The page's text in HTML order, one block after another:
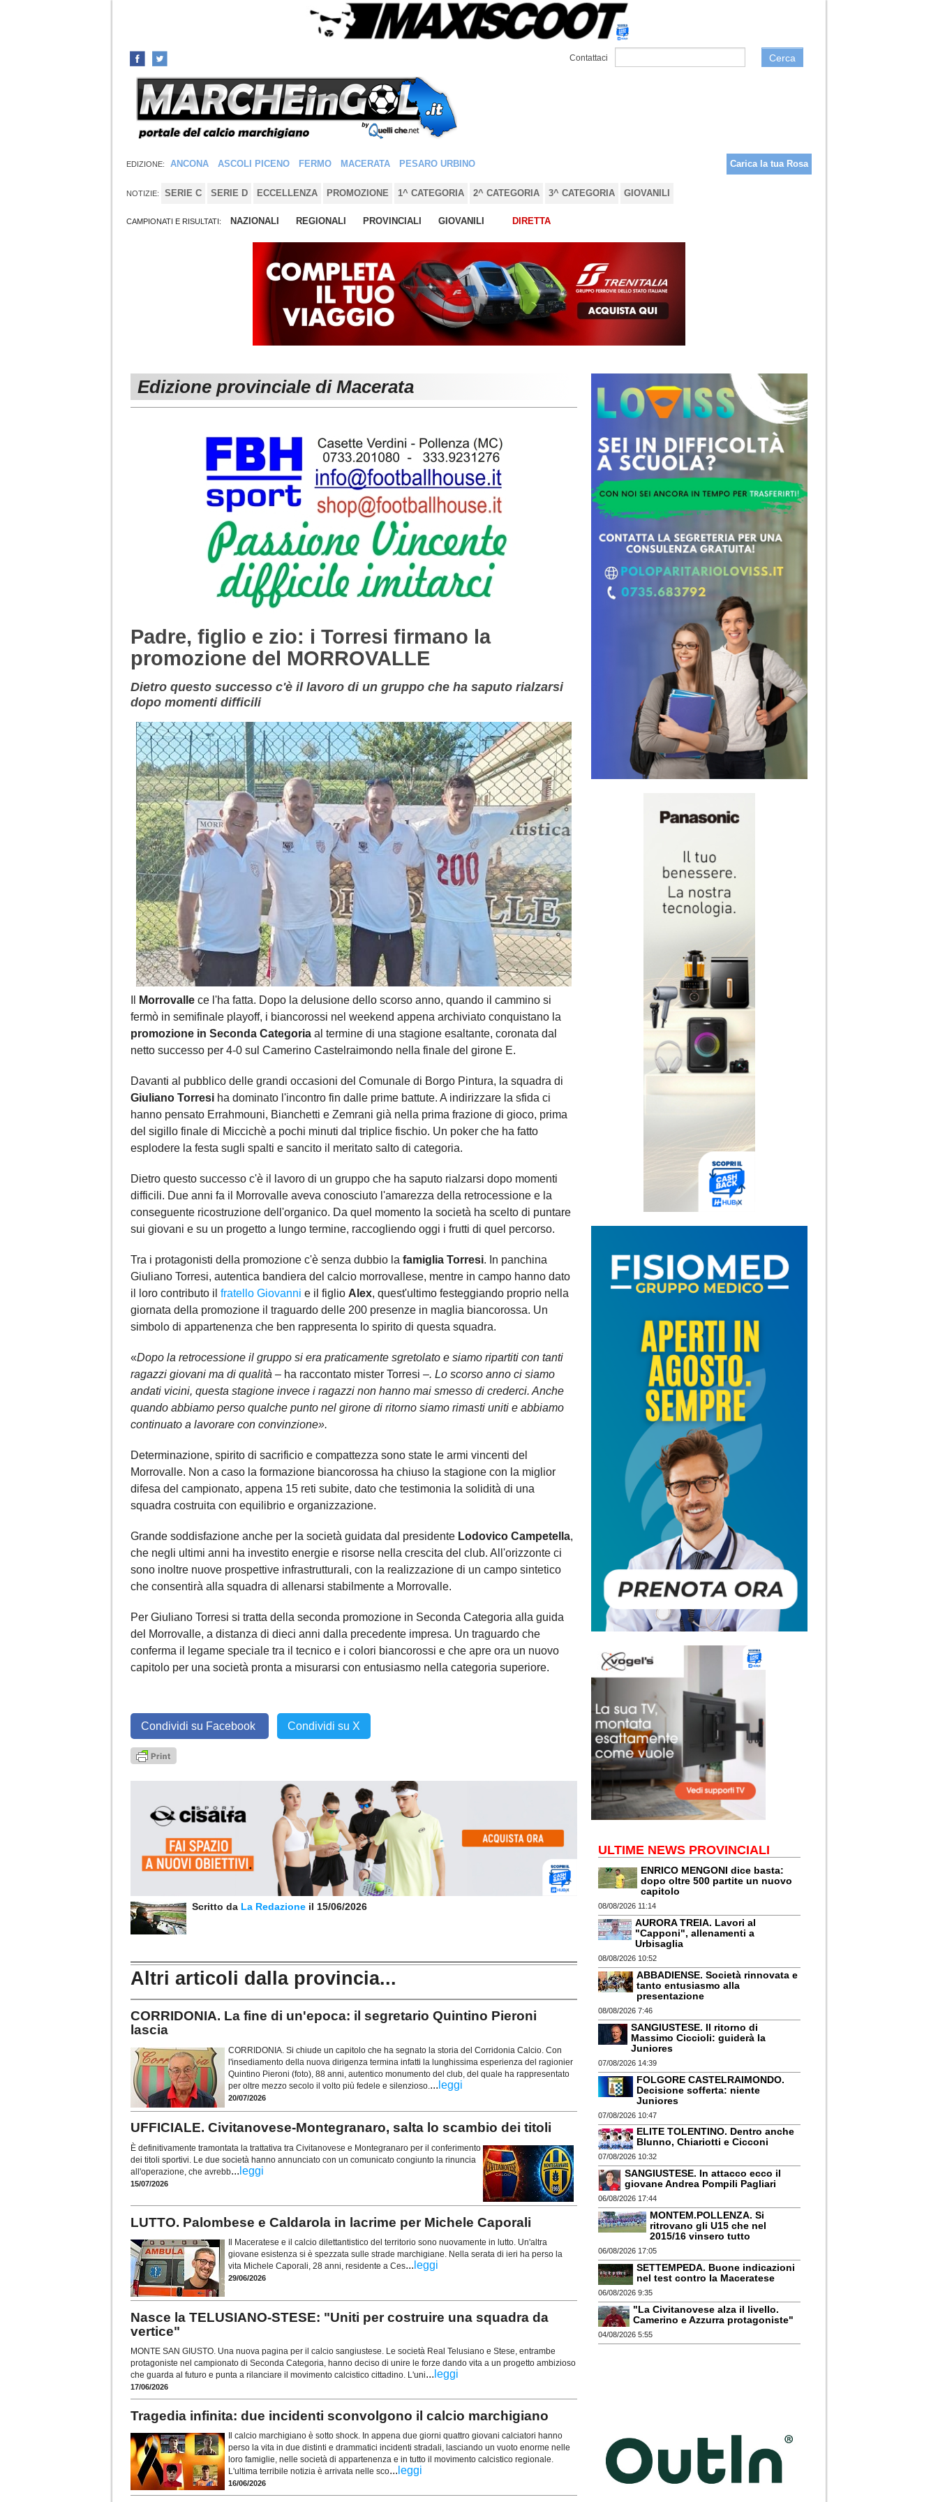
Contattaci Cerca
EDIZIONE: ANCONA ASCOLI PICENO FERMO MACERATA PESARO URBINO Carica la tua Rosa
NOTIZIE: SERIE C SERIE D ECCELLENZA PROMOZIONE 1^ CATEGORIA 2^ CATEGORIA 3^ CATEGORIA GIOVANILI
CAMPIONATI E RISULTATI: NAZIONALI REGIONALI PROVINCIALI GIOVANILI DIRETTA
Edizione provinciale di Macerata
Padre, figlio e zio: i Torresi firmano la
promozione del MORROVALLE
Dietro questo successo c'è il lavoro di un gruppo che ha saputo rialzarsi
dopo momenti difficili
Morrovalle ce l'ha fatta. Dopo la delusione dello scorso anno, quando il cammino si
fermò in semifinale playoff, i biancorossi nel weekend appena archiviato conquistano la
promozione in Seconda Categoria al termine di una stagione esaltante, coronata dal
netto successo per 4-0 sul Camerino Castelraimondo nella finale del girone E.
Davanti al pubblico delle grandi occasioni del Comunale di Borgo Pintura, la squadra di
Giuliano Torresi ha dominato l'incontro fin dalle prime battute. A indirizzare la sfida ci
hanno pensato Errahmouni, Bianchetti e Zemrani già nella prima frazione di gioco, prima
del sigillo finale di Miccichè a pochi minuti dal triplice fischio. Un poker che ha fatto
esplodere la festa sugli spalti e sancito il meritato salto di categoria.
Dietro questo successo c'è il lavoro di un gruppo che ha saputo rialzarsi dopo momenti
difficili. Due anni fa il Morrovalle aveva conosciuto l'amarezza della retrocessione e la
conseguente ricostruzione dell'organico. Da quel momento la società ha scelto di puntare
sui giovani e su un progetto a lungo termine, raccogliendo oggi i frutti di quel percorso.
Tra i protagonisti della promozione c'è senza dubbio la famiglia Torresi. In panchina
Giuliano Torresi, autentica bandiera del calcio morrovallese, mentre in campo hanno dato
il loro contributo il fratello Giovanni e il figlio Alex, quest'ultimo festeggiando proprio nella
giornata della promozione il traguardo delle 200 presenze in maglia biancorossa. Un
simbolo di appartenenza che ben rappresenta lo spirito di questa squadra.
«Dopo la retrocessione il gruppo si era praticamente sgretolato e siamo ripartiti con tanti
ragazzi giovani ma di qualità – ha raccontato mister Torresi –. Lo scorso anno ci siamo
andati vicini, questa stagione invece i ragazzi non hanno mai smesso di crederci. Anche
quando abbiamo perso qualche punto nel girone di ritorno siamo rimasti uniti e abbiamo
continuato a lavorare con convinzione».
Determinazione, spirito di sacrificio e compattezza sono state le armi vincenti del
Morrovalle. Non a caso la formazione biancorossa ha chiuso la stagione con la miglior
difesa del campionato, appena 15 reti subite, dato che testimonia la solidità di una
squadra costruita con equilibrio e organizzazione.
Grande soddisfazione anche per la società guidata dal presidente Lodovico Campetella,
che negli ultimi anni ha investito energie e risorse nella crescita del club. All'orizzonte ci
sono inoltre nuove prospettive infrastrutturali, con la realizzazione di un campo sintetico
che consentirà alla squadra di allenarsi stabilmente a Morrovalle.
Per Giuliano Torresi si tratta della seconda promozione in Seconda Categoria alla guida
del Morrovalle, a distanza di dieci anni dalla precedente impresa. Un traguardo che
conferma il legame speciale tra il tecnico e i colori biancorossi e che apre ora un nuovo
capitolo per una società pronta a misurarsi con entusiasmo nella categoria superiore.
Condividi su Facebook Condividi su X
Scritto da La Redazione il 15/06/2026
Altri articoli dalla provincia...
CORRIDONIA. La fine di un'epoca: il segretario Quintino Pieroni
lascia
CORRIDONIA. Si chiude un capitolo che ha segnato la storia del Corridonia Calcio. Con
l'insediamento della nuova dirigenza termina infatti la lunghissima esperienza del ragionier
Quintino Pieroni (foto), 88 anni, autentico monumento del club, del quale ha rappresentato
per oltre mezzo secolo il volto più fedele e silenzioso. ... leggi
20/07/2026
UFFICIALE. Civitanovese-Montegranaro, salta lo scambio dei titoli
È definitivamente tramontata la trattativa tra Civitanovese e Montegranaro per il conferimento
dei titoli sportivi. Le due società hanno annunciato con un comunicato congiunto la rinuncia
all'operazione, che avrebb... leggi
15/07/2026
LUTTO. Palombese e Caldarola in lacrime per Michele Caporali
Il Maceratese e il calcio dilettantistico del territorio sono nuovamente in lutto. Un'altra
giovane esistenza si è spezzata sulle strade marchigiane. Nella serata di ieri ha perso la
vita Michele Caporali, 28 anni, residente a Ces... leggi
29/06/2026
Nasce la TELUSIANO-STESE: "Uniti per costruire una squadra da
vertice"
MONTE SAN GIUSTO. Una nuova pagina per il calcio sangiustese. Le società Real Telusiano e Stese, entrambe
protagoniste nel campionato di Seconda Categoria, hanno deciso di unire le forze dando vita a un progetto ambizioso
che guarda al futuro e punta a rilanciare il movimento calcistico cittadino. L'uni... leggi
17/06/2026
Tragedia infinita: due incidenti sconvolgono il calcio marchigiano
Il calcio marchigiano è sotto shock. In appena due giorni quattro giovani calciatori hanno
perso la vita in due distinti e drammatici incidenti stradali, lasciando un vuoto enorme nelle
loro famiglie, nelle società di appartenenza e in tutto il movimento calcistico regionale.
L'ultima terribile notizia è arrivata nelle sco... leggi
16/06/2026
ULTIME NEWS PROVINCIALI
ENRICO MENGONI dice basta:
dopo oltre 500 partite un nuovo
capitolo
08/08/2026 11:14
AURORA TREIA. Lavori al
"Capponi", allenamenti a
Urbisaglia
08/08/2026 10:52
ABBADIENSE. Società rinnovata e
tanto entusiasmo alla
presentazione
08/08/2026 7:46
SANGIUSTESE. Il ritorno di
Massimo Ciccioli: guiderà la
Juniores
07/08/2026 14:39
FOLGORE CASTELRAIMONDO.
Decisione sofferta: niente
Juniores
07/08/2026 10:47
ELITE TOLENTINO. Dentro anche
Blunno, Chiariotti e Cicconi
07/08/2026 10:32
SANGIUSTESE. In attacco ecco il
giovane Andrea Pompili Pagliari
06/08/2026 17:44
MONTEM.POLLENZA. Si
ritrovano gli U15 che nel
2015/16 vinsero tutto
06/08/2026 17:05
SETTEMPEDA. Buone indicazioni
nel test contro la Maceratese
06/08/2026 9:35
"La Civitanovese alza il livello.
Camerino e Azzurra protagoniste"
04/08/2026 5:55